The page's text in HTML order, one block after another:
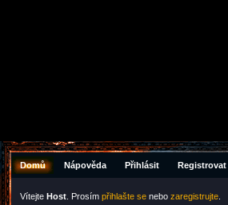
Domů Nápověda Přihlásit Registrovat
Vítejte Host . Prosím přihlašte se nebo zaregistrujte